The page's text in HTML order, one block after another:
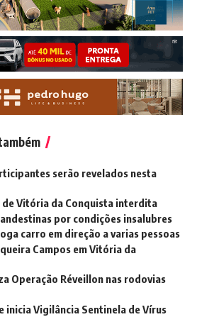
serão revelados nesta
Vitória da Conquista interdita
por condições insalubres
carro em direção a varias pessoas
Campos em Vitória da
Operação Réveillon nas rodovias
inicia Vigilância Sentinela de Vírus